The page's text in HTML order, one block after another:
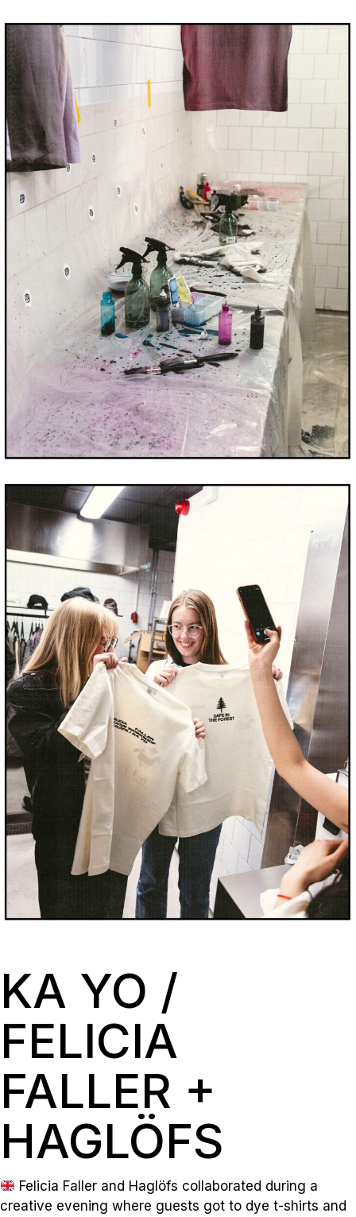
KA YO /
FELICIA
FALLER +
HAGLÖFS
Felicia Faller and Haglöfs collaborated during a
creative evening where guests got to dye t-shirts and